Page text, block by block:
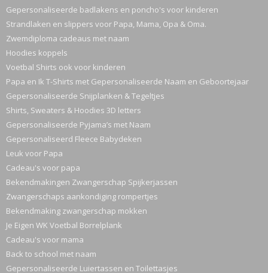
Gepersonaliseerde badlakens en poncho's voor kinderen
Strandlaken en slippers voor Papa, Mama, Opa & Oma.
Zwemdiploma cadeaus met naam
Hoodies koppels
Voetbal Shirts ook voor kinderen
Papa en Ik T-Shirts met Gepersonaliseerde Naam en Geboortejaar
Gepersonaliseerde Snijplanken & Tegeltjes
Shirts, Sweaters & Hoodies 3D letters
Gepersonaliseerde Pyjama’s met Naam
Gepersonaliseerd Fleece Babydeken
Leuk voor Papa
Cadeau's voor papa
Bekendmakingen Zwangerschap Spijkerjassen
Zwangerschaps aankondiging rompertjes
Bekendmaking zwangerschap mokken
Je Eigen WK Voetbal Borrelplank
Cadeau's voor mama
Back to school met naam
Gepersonaliseerde Luiertassen en Toilettasjes